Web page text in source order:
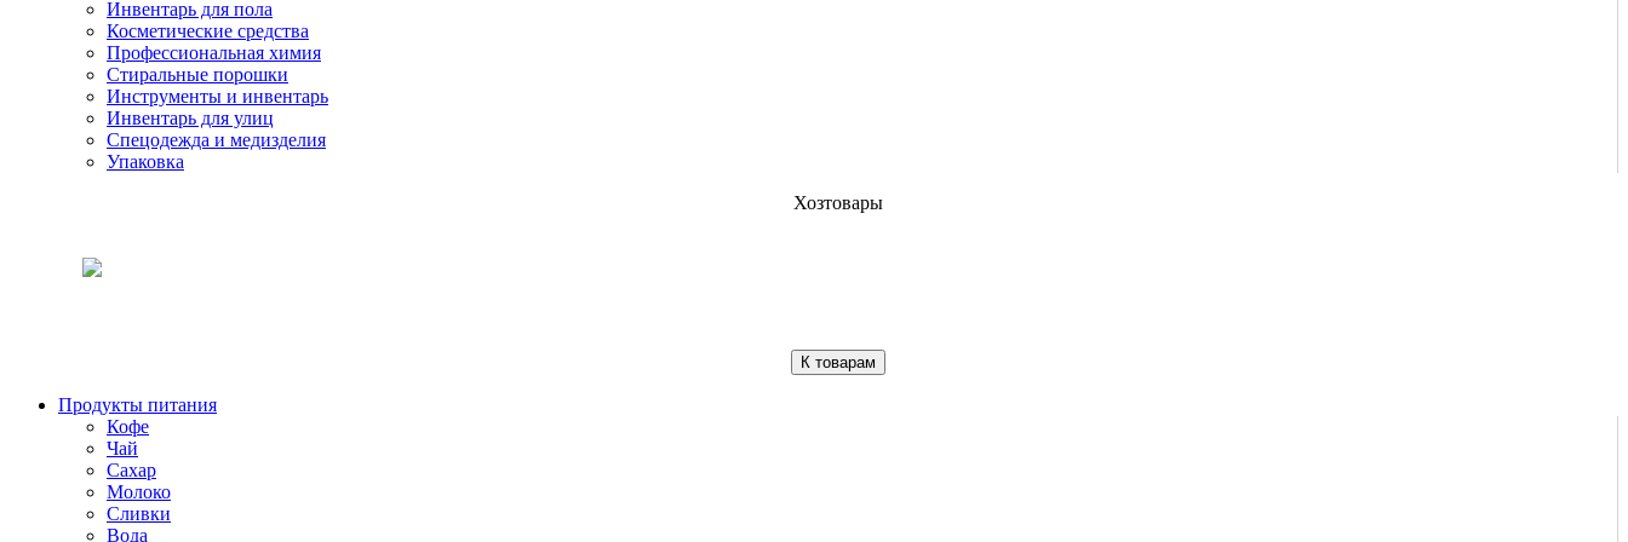
Инвентарь для пола
Косметические средства
Профессиональная химия
Стиральные порошки
Инструменты и инвентарь
Инвентарь для улиц
Спецодежда и медизделия
Упаковка
Хозтовары
К товарам
Продукты питания
Кофе
Чай
Сахар
Молоко
Сливки
Вода